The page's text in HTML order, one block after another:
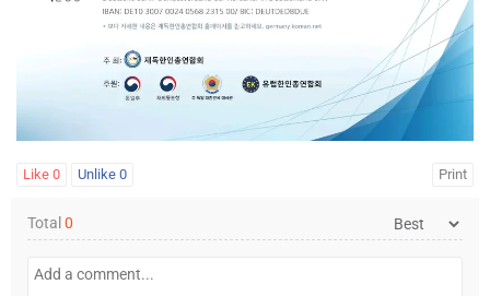
Like 0 Unlike 0 Print
Total 0